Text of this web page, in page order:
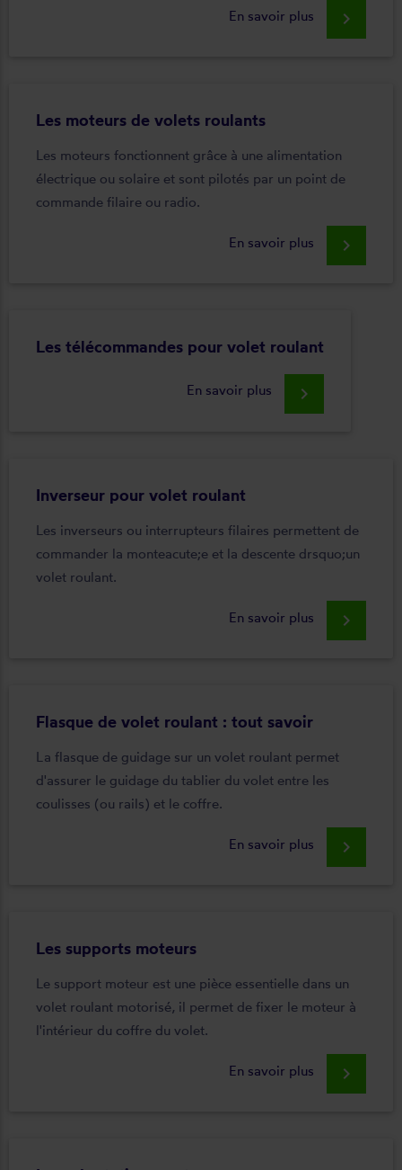
En savoir plus keyboard_arrow_right
Les moteurs de volets roulants
Les moteurs fonctionnent grâce à une alimentation
électrique ou solaire et sont pilotés par un point de
commande filaire ou radio.
En savoir plus keyboard_arrow_right
Les télécommandes pour volet roulant
En savoir plus keyboard_arrow_right
Inverseur pour volet roulant
Les inverseurs ou interrupteurs filaires permettent de
commander la monteacute;e et la descente drsquo;un
volet roulant.
En savoir plus keyboard_arrow_right
Flasque de volet roulant : tout savoir
La flasque de guidage sur un volet roulant permet
d'assurer le guidage du tablier du volet entre les
coulisses (ou rails) et le coffre.
En savoir plus keyboard_arrow_right
Les supports moteurs
Le support moteur est une pièce essentielle dans un
volet roulant motorisé, il permet de fixer le moteur à
l'intérieur du coffre du volet.
En savoir plus keyboard_arrow_right